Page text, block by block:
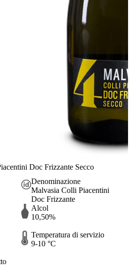
Doc Frizzante Secco
Denominazione
Malvasia Colli Piacentini
Doc Frizzante
Alcol
10,50%
Temperatura di servizio
9-10 °C